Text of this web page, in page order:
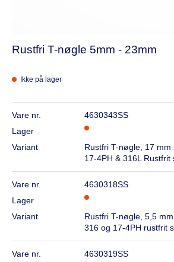
Rustfri T-nøgle 5mm - 23mm
Ikke på lager
Vare nr.
4630343SS
Lager
Variant
Rustfri T-nøgle, 17 mm
17-4PH & 316L Rustfrit
Vare nr.
4630318SS
Lager
Variant
Rustfri T-nøgle, 5,5
316 og 17-4PH rustfrit
Vare nr.
4630319SS